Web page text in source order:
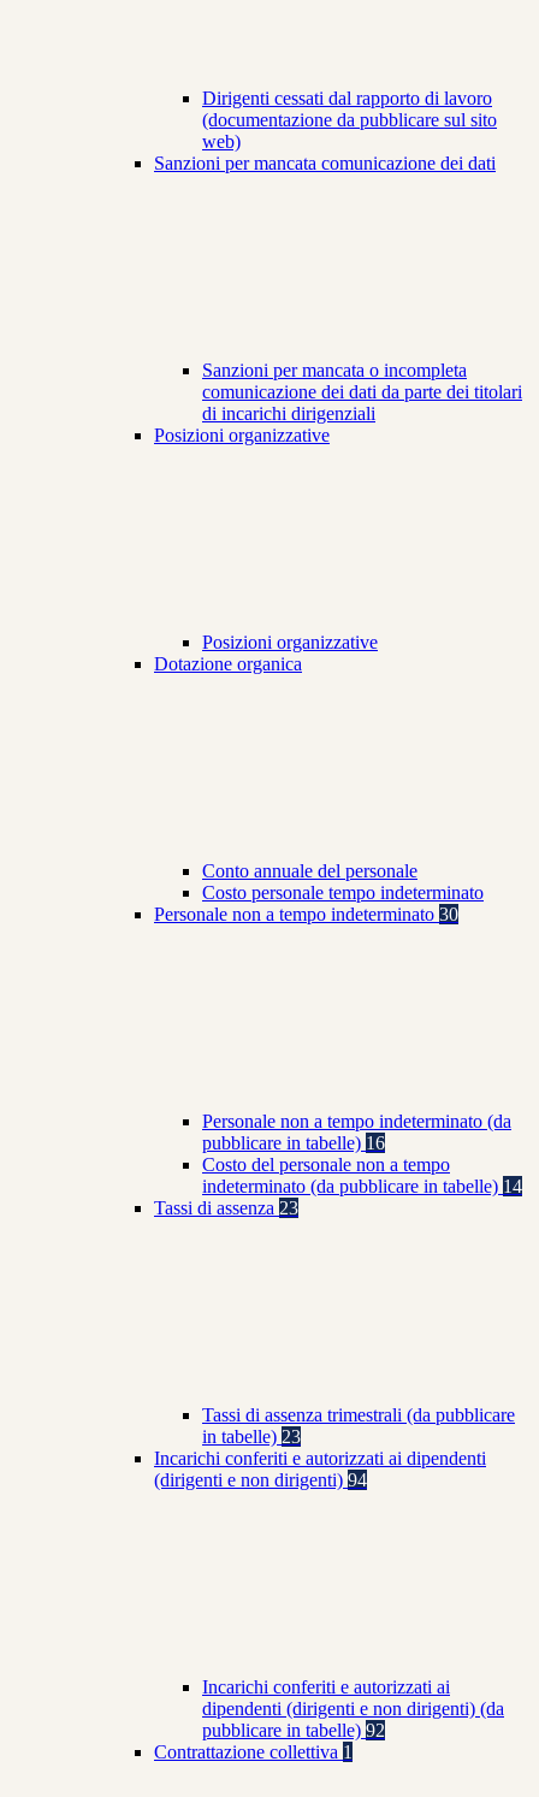
Dirigenti cessati dal rapporto di lavoro
(documentazione da pubblicare sul sito
web)
Sanzioni per mancata comunicazione dei dati
Sanzioni per mancata o incompleta
comunicazione dei dati da parte dei titolari
di incarichi dirigenziali
Posizioni organizzative
Posizioni organizzative
Dotazione organica
Conto annuale del personale
Costo personale tempo indeterminato
Personale non a tempo indeterminato 30
Personale non a tempo indeterminato (da
pubblicare in tabelle) 16
Costo del personale non a tempo
indeterminato (da pubblicare in tabelle) 14
Tassi di assenza 23
Tassi di assenza trimestrali (da pubblicare
in tabelle) 23
Incarichi conferiti e autorizzati ai dipendenti
(dirigenti e non dirigenti) 94
Incarichi conferiti e autorizzati ai
dipendenti (dirigenti e non dirigenti) (da
pubblicare in tabelle) 92
Contrattazione collettiva 1